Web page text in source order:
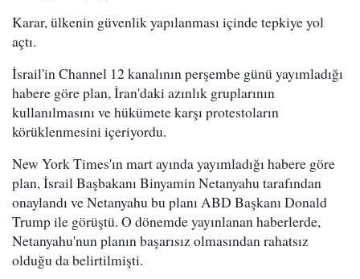
Karar, ülkenin güvenlik yapılanması içinde tepkiye yol
açtı.
İsrail'in Channel 12 kanalının perşembe günü yayımladığı
habere göre plan, İran'daki azınlık gruplarının
kullanılmasını ve hükümete karşı protestoların
körüklenmesini içeriyordu.
New York Times'ın mart ayında yayımladığı habere göre
plan, İsrail Başbakanı Binyamin Netanyahu tarafından
onaylandı ve Netanyahu bu planı ABD Başkanı Donald
Trump ile görüştü. O dönemde yayınlanan haberlerde,
Netanyahu'nun planın başarısız olmasından rahatsız
olduğu da belirtilmişti.